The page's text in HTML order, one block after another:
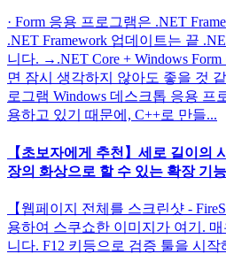
· Form 응용 프로그램은 .NET
.NET Framework 업데이트는 끝
니다. →.NET Core + Windows
면 잠시 생각하지 않아도 좋을 것
로그램 Windows 데스크톱 응용 프
용하고 있기 때문에, C++로 만들...
【초보자에게 추천】세로 길이의
장의 화상으로 할 수 있는 확장 기
【웹페이지 전체를 스크린샷 -
용하여 스쿠쇼한 이미지가 여기.
니다. F12 키등으로 검증 툴을 시